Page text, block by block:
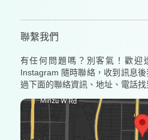
聯繫我們
有任何問題嗎？別客氣！歡迎
Instagram 隨時聯絡，收到訊息
過下面的聯絡資訊、地址、電話找